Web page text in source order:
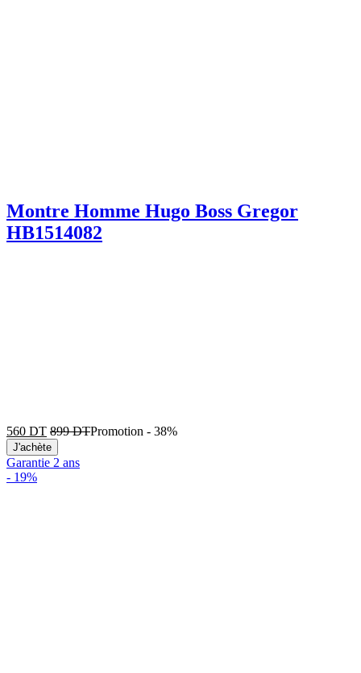
Montre Homme Hugo Boss Gregor
HB1514082
560 DT 899DTPromotion - 38%
J'achète
Garantie 2 ans
- 19%